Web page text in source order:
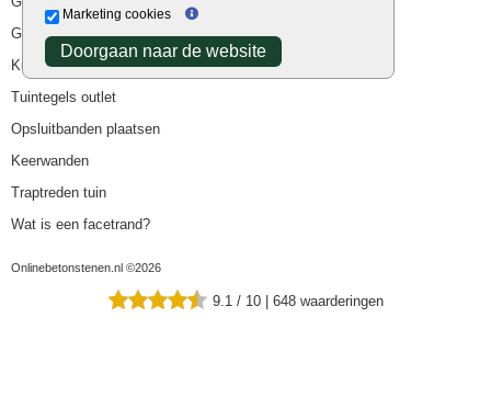
Marketing cookies
Doorgaan naar de website
Goedkope tuintegels
Kunstgras
Tuintegels outlet
Opsluitbanden plaatsen
Keerwanden
Traptreden tuin
Wat is een facetrand?
Onlinebetonstenen.nl ©2026
9.1 / 10 | 648 waarderingen